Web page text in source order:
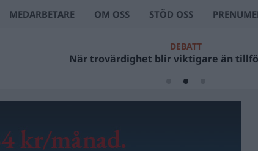
MEDARBETARE OM OSS STÖD OSS
DEBATT
När trovärdighet blir viktigare än